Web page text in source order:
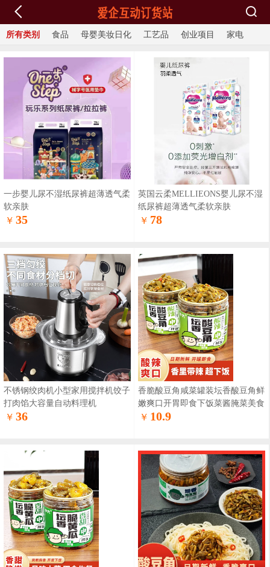
所有类别 食品 母婴美妆日化 工艺品 创业项目 家电
一步婴儿尿不湿纸尿裤超薄透气柔
软亲肤
￥ 35
英国云柔MELLIEONS婴儿尿不湿
纸尿裤超薄透气柔软亲肤
￥ 78
不锈钢绞肉机小型家用搅拌机饺子
打肉馅大容量自动料理机
￥ 36
香脆酸豆角咸菜罐装坛香酸豆角鲜
嫩爽口开胃即食下饭菜酱腌菜美食
￥ 10.9